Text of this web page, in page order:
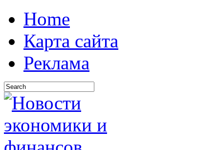
Home
Карта сайта
Реклама